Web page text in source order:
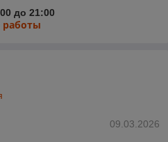
до 21:00
работы
09.03.2026